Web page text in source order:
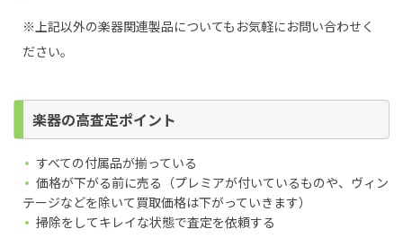
※上記以外の楽器関連製品についてもお気軽にお問い合わせく
ださい。
楽器の高査定ポイント
すべての付属品が揃っている
価格が下がる前に売る（プレミアが付いているものや、ヴィン
テージなどを除いて買取価格は下がっていきます）
掃除をしてキレイな状態で査定を依頼する